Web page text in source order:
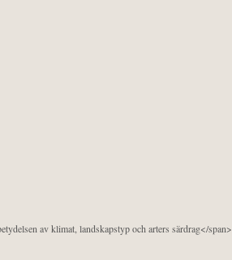
av klimat, landskapstyp och arters särdrag</span>